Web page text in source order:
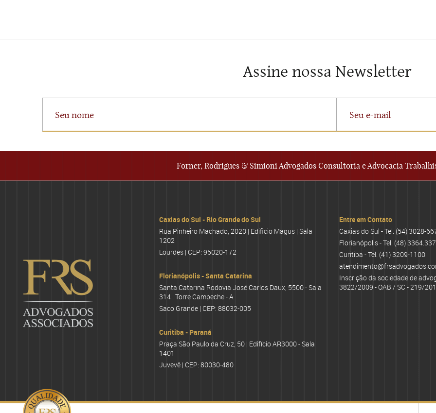
Assine nossa Newsletter
Forner, Rodrigues & Simioni Advogados Consultoria e Advocacia
Caxias do Sul - Rio Grande do Sul
Rua Pinheiro Machado, 2020 | Edificio Magus | Sala
1202
Lourdes | CEP: 95020-172
Florianópolis - Santa Catarina
Santa Catarina Rodovia José Carlos Daux, 5500 - Sala
314 | Torre Campeche - A
Saco Grande | CEP: 88032-005
Curitiba - Paraná
Praça São Paulo da Cruz, 50 | Edifício AR3000 - Sala
1401
Juvevê | CEP: 80030-480
Entre em Contato
Caxias do Sul - Tel. (54) 3028-
Florianópolis - Tel. (48)
Curitiba - Tel. (41) 3209-1100
Inscrição da sociedade de
3822/2009 - OAB / SC - 219/